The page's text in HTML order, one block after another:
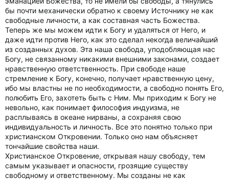
бы почти механически обратно к своему Источнику не как
свободные личности, а как составная часть Божества.
Теперь же мы можем идти к Богу и удаляться от Него, и
даже идти против Него, как это сделал некогда величайший
из созданных духов. Эта наша свобода, уподобляющая нас
Богу, не связанному никакими внешними законами, создает
нравственную ответственность. При свободе наше
стремление к Богу, конечно, получает нравственную цену,
ибо мы властны не по необходимости, а свободно понять Его,
полюбить Его, захотеть быть с Ним. Мы приходим к Богу не
невольно, как понимает философия индуизма, не
расплываясь в океане нирваны, а сохраняя свою
индивидуальность и личность. Все это понятно только при
христианском Откровении. Только оно нам объясняет
тончайшие свойства наши.
Христианское Откровение, открывая нашу свободу, тем
самым указывает и опасности, грозящие существу
свободному и ответственному. Мы созданы не как